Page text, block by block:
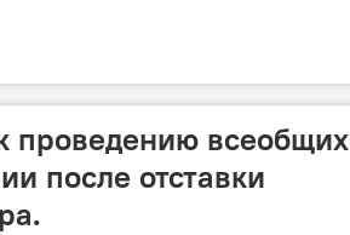
проведению всеобщих
после отставки